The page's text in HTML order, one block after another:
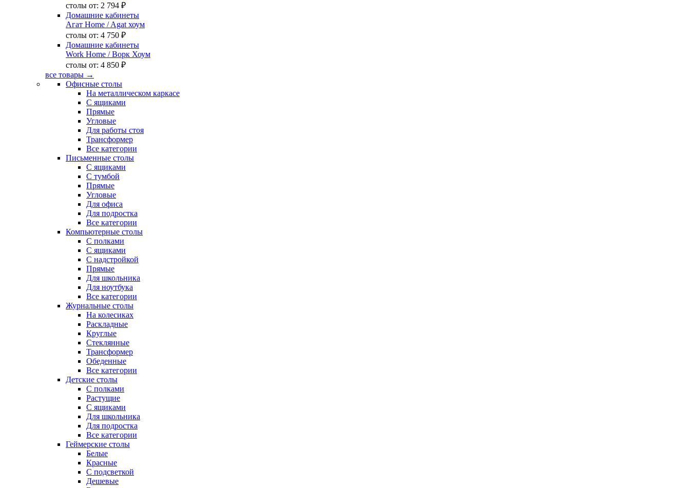
столы от: 2 794 ₽
Домашние кабинеты
Агат Home / Agat хоум
столы от: 4 750 ₽
Домашние кабинеты
Work Home / Ворк Хоум
столы от: 4 850 ₽
все товары →
Офисные столы
На металлическом каркасе
С ящиками
Прямые
Угловые
Для работы стоя
Трансформер
Все категории
Письменные столы
С ящиками
С тумбой
Прямые
Угловые
Для офиса
Для подростка
Все категории
Компьютерные столы
С полками
С ящиками
С надстройкой
Прямые
Для школьника
Для ноутбука
Все категории
Журнальные столы
На колесиках
Раскладные
Круглые
Стеклянные
Трансформер
Обеденные
Все категории
Детские столы
С полками
Растущие
С ящиками
Для школьника
Для подростка
Все категории
Геймерские столы
Белые
Красные
С подсветкой
Дешевые